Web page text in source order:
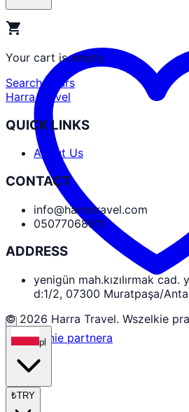
Logowanie partnera
shopping_cart
Your cart is empty
Search Tours
Harra Travel
QUICK LINKS
About Us
CONTACT
info@harratravel.com
05077068911
ADDRESS
yenigün mah.kızılırmak cad.
d:1/2, 07300 Muratpaşa/
© 2026 Harra Travel. Wszelkie
pl
₺TRY